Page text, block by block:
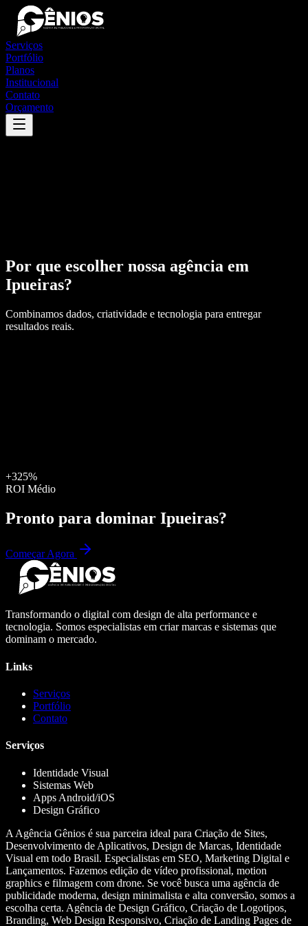
Serviços
Portfólio
Planos
Institucional
Contato
Orçamento
Por que escolher nossa agência em
Ipueiras?
Combinamos dados, criatividade e tecnologia para entregar
resultados reais.
+325%
ROI Médio
Pronto para dominar Ipueiras?
Começar Agora
Transformando o digital com design de alta performance e
tecnologia. Somos especialistas em criar marcas e sistemas que
dominam o mercado.
Links
Serviços
Portfólio
Contato
Serviços
Identidade Visual
Sistemas Web
Apps Android/iOS
Design Gráfico
A Agência Gênios é sua parceira ideal para Criação de Sites,
Desenvolvimento de Aplicativos, Design de Marcas, Identidade
Visual em todo Brasil. Especialistas em SEO, Marketing Digital e
Lançamentos. Fazemos edição de vídeo profissional, motion
graphics e filmagem com drone. Se você busca uma agência de
publicidade moderna, design minimalista e alta conversão, somos a
escolha certa. Agência de Design Gráfico, Criação de Logotipos,
Branding, Web Design Responsivo, Criação de Landing Pages de